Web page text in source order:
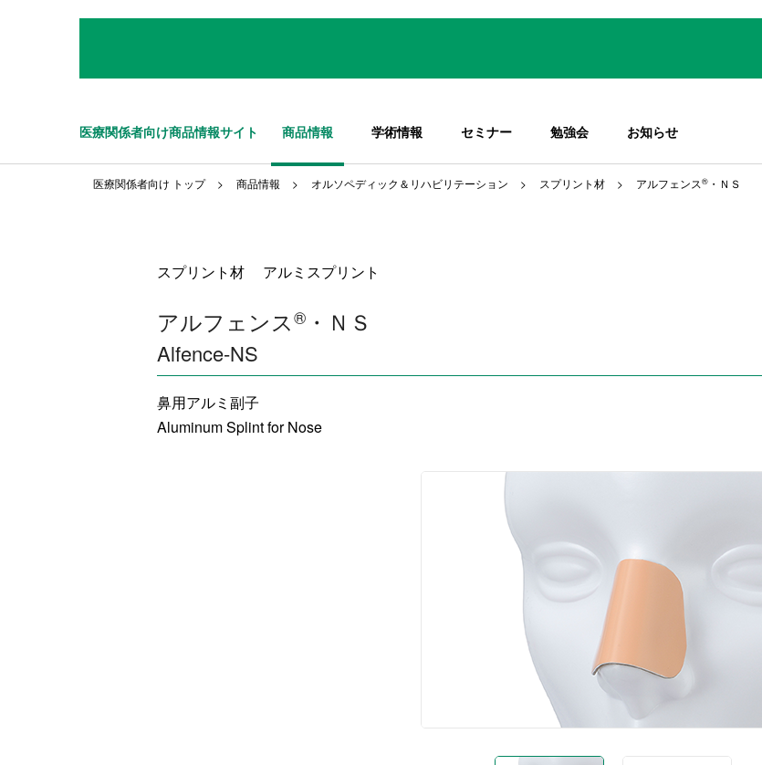
医療関係者向け商品情報サイト 商品情報 学術情報 セミナー 勉強会 お知らせ
医療関係者向け トップ 商品情報 オルソペディック＆リハビリテーション スプリント材 アルフェンス® ・ＮＳ
スプリント材 アルミスプリント
アルフェンス® ・ＮＳ
Alfence-NS
鼻用アルミ副子
Aluminum Splint for Nose